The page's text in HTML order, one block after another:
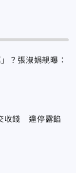
？張淑娟親曝：
收錢 違停露餡